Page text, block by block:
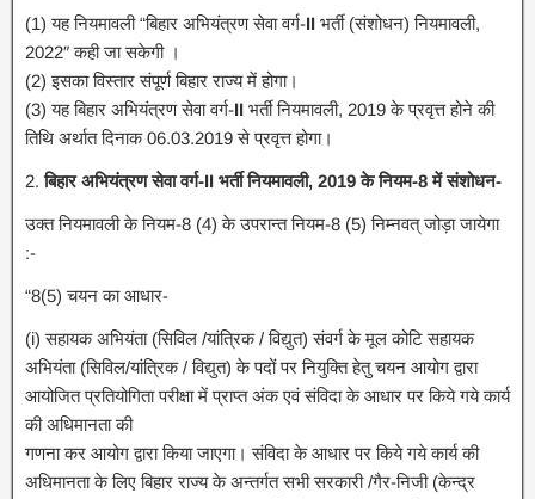
(1) यह नियमावली “बिहार अभियंत्रण सेवा वर्ग-II भर्ती (संशोधन) नियमावली,
2022″ कही जा सकेगी ।
(2) इसका विस्तार संपूर्ण बिहार राज्य में होगा।
(3) यह बिहार अभियंत्रण सेवा वर्ग-II भर्ती नियमावली, 2019 के प्रवृत्त होने की
तिथि अर्थात दिनाक 06.03.2019 से प्रवृत्त होगा।
2.बिहार अभियंत्रण सेवा वर्ग-II भर्ती नियमावली, 2019 के नियम-8 में संशोधन-
उक्त नियमावली के नियम-8 (4) के उपरान्त नियम-8 (5) निम्नवत्‌ जोड़ा जायेगा
:-
“8(5) चयन का आधार-
(i) सहायक अभियंता (सिविल /यांत्रिक / विद्युत) संवर्ग के मूल कोटि सहायक
अभियंता (सिविल/यांत्रिक / विद्युत) के पदों पर नियुक्ति हेतु चयन आयोग द्वारा
आयोजित प्रतियोगिता परीक्षा में प्राप्त अंक एवं संविदा के आधार पर किये गये कार्य
की अधिमानता की
गणना कर आयोग द्वारा किया जाएगा। संविदा के आधार पर किये गये कार्य की
अधिमानता के लिए बिहार राज्य के अन्तर्गत सभी सरकारी /गैर-निजी (केन्द्र